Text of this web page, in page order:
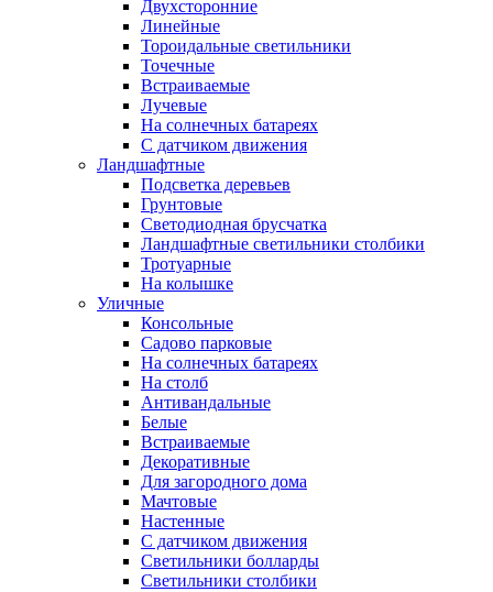
Двухсторонние
Линейные
Тороидальные светильники
Точечные
Встраиваемые
Лучевые
На солнечных батареях
С датчиком движения
Ландшафтные
Подсветка деревьев
Грунтовые
Светодиодная брусчатка
Ландшафтные светильники столбики
Тротуарные
На колышке
Уличные
Консольные
Садово парковые
На солнечных батареях
На столб
Антивандальные
Белые
Встраиваемые
Декоративные
Для загородного дома
Мачтовые
Настенные
С датчиком движения
Светильники болларды
Светильники столбики